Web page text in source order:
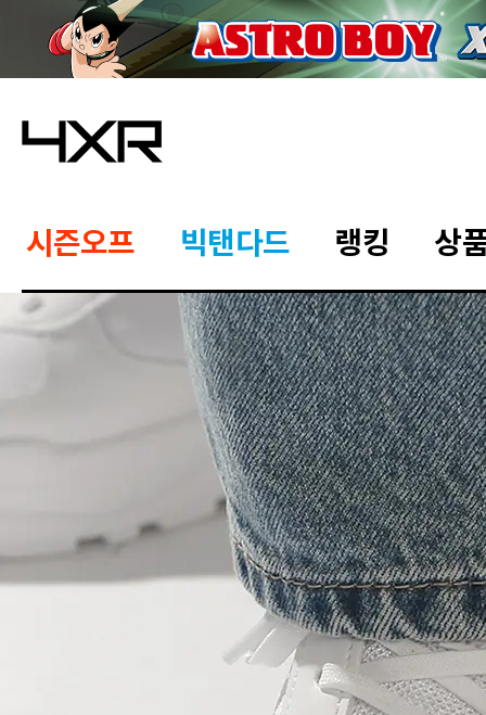
시즌오프 빅탠다드 랭킹 상